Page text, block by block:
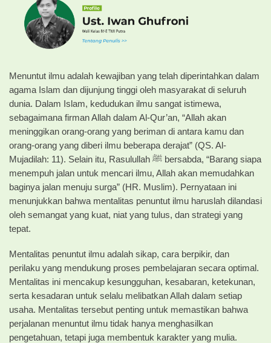
Menuntut ilmu adalah kewajiban yang telah diperintahkan dalam
agama Islam dan dijunjung tinggi oleh masyarakat di seluruh
dunia. Dalam Islam, kedudukan ilmu sangat istimewa,
sebagaimana firman Allah dalam Al-Qur’an, “Allah akan
meninggikan orang-orang yang beriman di antara kamu dan
orang-orang yang diberi ilmu beberapa derajat” (QS. Al-
Mujadilah: 11). Selain itu, Rasulullah ﷺ bersabda, “Barang siapa
menempuh jalan untuk mencari ilmu, Allah akan memudahkan
baginya jalan menuju surga” (HR. Muslim). Pernyataan ini
menunjukkan bahwa mentalitas penuntut ilmu haruslah dilandasi
oleh semangat yang kuat, niat yang tulus, dan strategi yang
tepat.
Mentalitas penuntut ilmu adalah sikap, cara berpikir, dan
perilaku yang mendukung proses pembelajaran secara optimal.
Mentalitas ini mencakup kesungguhan, kesabaran, ketekunan,
serta kesadaran untuk selalu melibatkan Allah dalam setiap
usaha. Mentalitas tersebut penting untuk memastikan bahwa
perjalanan menuntut ilmu tidak hanya menghasilkan
pengetahuan, tetapi juga membentuk karakter yang mulia.